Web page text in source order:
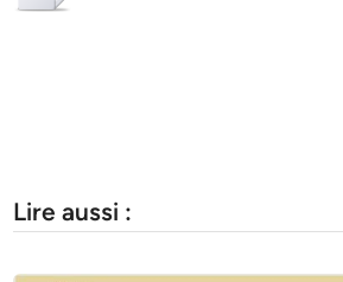
Lire aussi :